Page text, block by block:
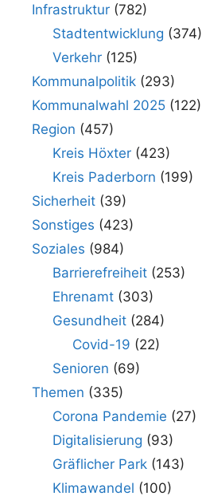
Infrastruktur (782)
Stadtentwicklung (374)
Verkehr(125)
Kommunalpolitik (293)
Kommunalwahl 2025 (122)
Region (457)
Kreis Höxter(423)
Kreis Paderborn (199)
Sicherheit (39)
Sonstiges (423)
Soziales (984)
Barrierefreiheit(253)
Ehrenamt(303)
Gesundheit(284)
Covid-19 (22)
Senioren (69)
Themen (335)
Corona Pandemie (27)
Digitalisierung (93)
Gräflicher Park(143)
Klimawandel (100)